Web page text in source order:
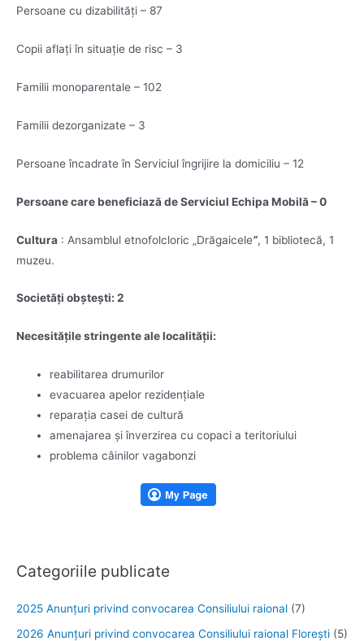
Persoane cu dizabilități – 87
Copii aflați în situație de risc – 3
Familii monoparentale – 102
Familii dezorganizate – 3
Persoane încadrate în Serviciul îngrijire la domiciliu – 12
Persoane care beneficiază de Serviciul Echipa Mobilă – 0
Cultura : Ansamblul etnofolcloric „Drăgaicele”, 1 bibliotecă, 1
muzeu.
Societăți obștești: 2
Necesităţile stringente ale localităţii:
reabilitarea drumurilor
evacuarea apelor rezidenţiale
reparaţia casei de cultură
amenajarea şi înverzirea cu copaci a teritoriului
problema câinilor vagabonzi
Categoriile publicate
2025 Anunţuri privind convocarea Consiliului raional (7)
2026 Anunțuri privind convocarea Consiliului raional Florești (5)